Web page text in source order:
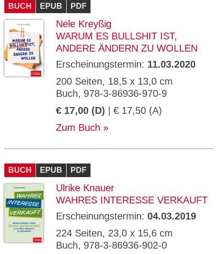
BUCH EPUB PDF
Nele Kreyßig
WARUM ES BULLSHIT IST,
ANDERE ÄNDERN ZU WOLLEN
Erscheinungstermin: 11.03.2020
200 Seiten, 18,5 x 13,0 cm
Buch, 978-3-86936-970-9
€ 17,00 (D) | € 17,50 (A)
Zum Buch
BUCH EPUB PDF
Ulrike Knauer
WAHRES INTERESSE VERKAUFT
Erscheinungstermin: 04.03.2019
224 Seiten, 23,0 x 15,6 cm
Buch, 978-3-86936-902-0